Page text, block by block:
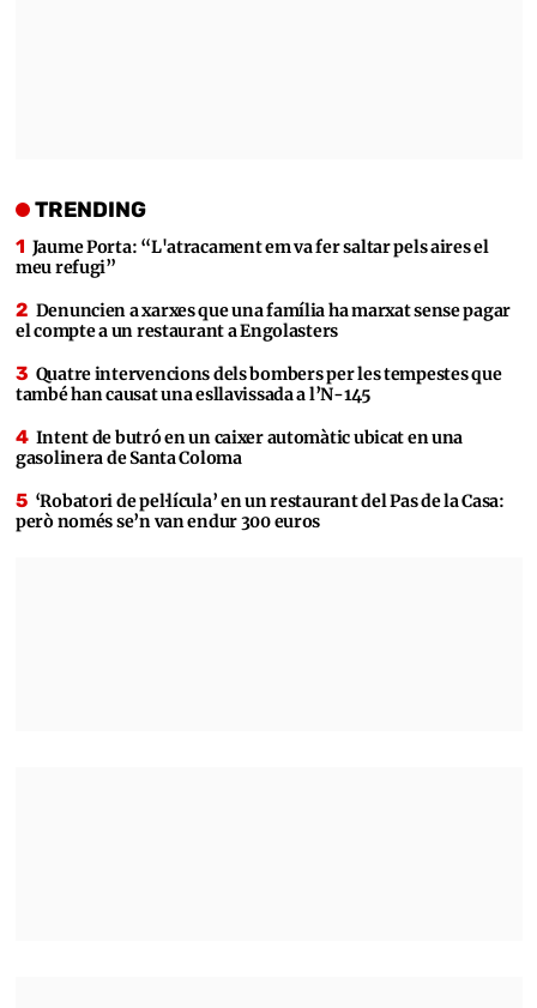
TRENDING
Jaume Porta: “L'atracament em va fer saltar pels aires el
meu refugi”
Denuncien a xarxes que una família ha marxat sense pagar
el compte a un restaurant a Engolasters
Quatre intervencions dels bombers per les tempestes que
també han causat una esllavissada a l’N-145
Intent de butró en un caixer automàtic ubicat en una
gasolinera de Santa Coloma
‘Robatori de pel·lícula’ en un restaurant del Pas de la Casa:
però només se’n van endur 300 euros